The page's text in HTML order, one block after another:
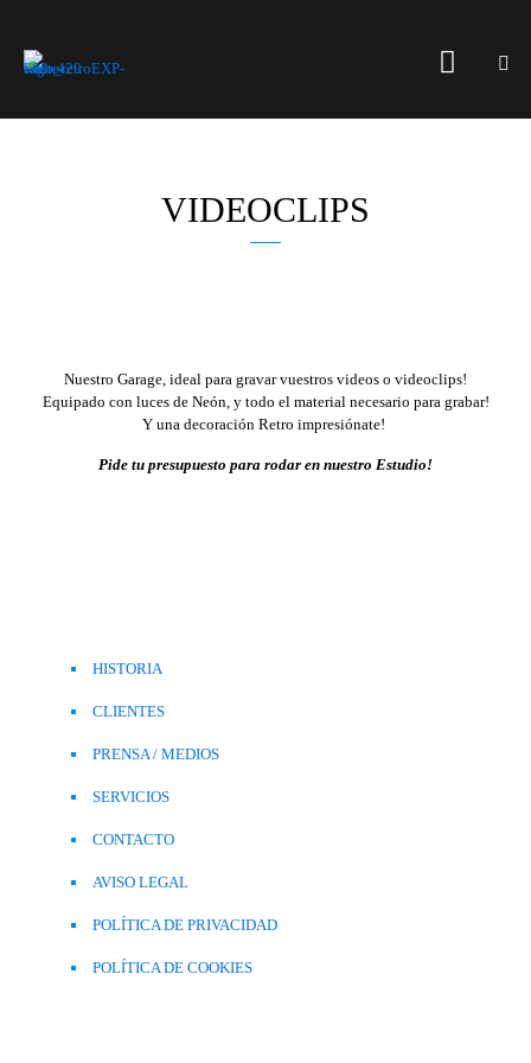
VIDEOCLIPS
Nuestro Garage, ideal para gravar vuestros videos o videoclips!
Equipado con luces de Neón, y todo el material necesario para grabar!
Y una decoración Retro impresiónate!
Pide tu presupuesto para rodar en nuestro Estudio!
HISTORIA
CLIENTES
PRENSA / MEDIOS
SERVICIOS
CONTACTO
AVISO LEGAL
POLÍTICA DE PRIVACIDAD
POLÍTICA DE COOKIES